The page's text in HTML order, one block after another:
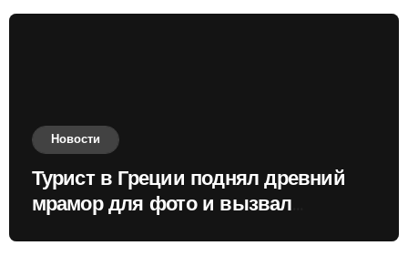
Новости
Турист в Греции поднял древний
мрамор для фото и вызвал